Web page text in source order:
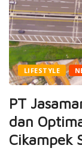
LIFESTYLE
PT
dan
Cikampek